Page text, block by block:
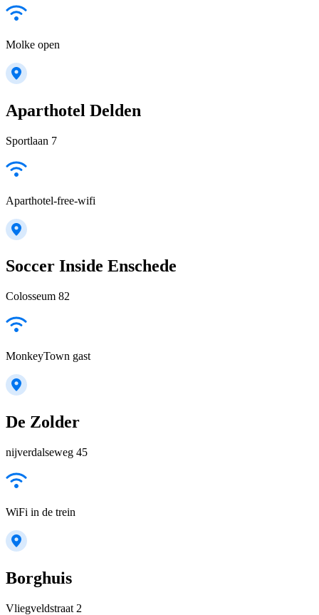
Molke open
Aparthotel Delden
Sportlaan 7
Aparthotel-free-wifi
Soccer Inside Enschede
Colosseum 82
MonkeyTown gast
De Zolder
nijverdalseweg 45
WiFi in de trein
Borghuis
Vliegveldstraat 2